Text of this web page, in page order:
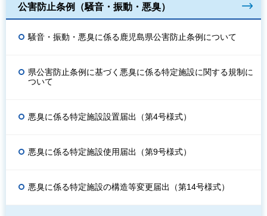
公害防止条例（騒音・振動・悪臭）
騒音・振動・悪臭に係る鹿児島県公害防止条例について
県公害防止条例に基づく悪臭に係る特定施設に関する規制に
ついて
悪臭に係る特定施設設置届出（第4号様式）
悪臭に係る特定施設使用届出（第9号様式）
悪臭に係る特定施設の構造等変更届出（第14号様式）